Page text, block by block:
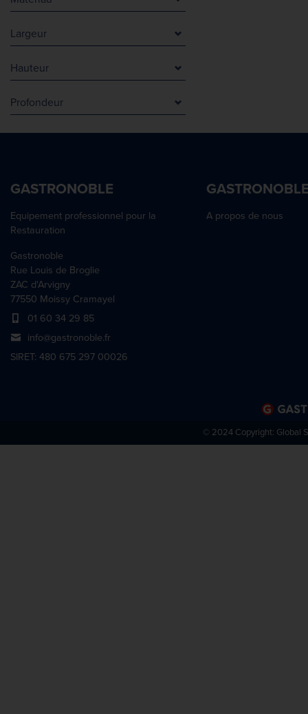
Beige
Gris
Plastique
Largeur
300 mm
600 mm
Hauteur
300 mm
Profondeur
GASTRONOBLE
Equipement professionnel pour la
Restauration
Gastronoble
Rue Louis de Broglie
ZAC d'Arvigny
77550 Moissy Cramayel
01 60 34 29 85
info@gastronoble.fr
SIRET: 480 675 297 00026
A propos de nous
© 2024 Copyright: Global